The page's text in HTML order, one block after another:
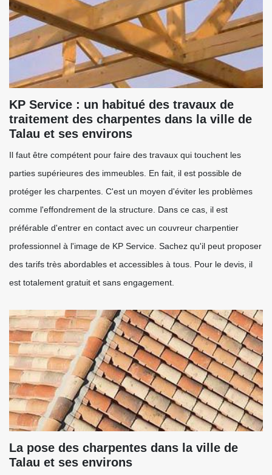
KP Service : un habitué des travaux de
traitement des charpentes dans la ville de
Talau et ses environs
Il faut être compétent pour faire des travaux qui touchent les
parties supérieures des immeubles. En fait, il est possible de
protéger les charpentes. C'est un moyen d'éviter les problèmes
comme l'effondrement de la structure. Dans ce cas, il est
préférable d'entrer en contact avec un couvreur charpentier
professionnel à l'image de KP Service. Sachez qu'il peut proposer
des tarifs très abordables et accessibles à tous. Pour le devis, il
est totalement gratuit et sans engagement.
La pose des charpentes dans la ville de
Talau et ses environs